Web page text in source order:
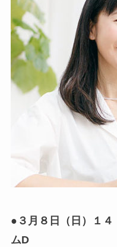
●３月８日（日）１
ムD